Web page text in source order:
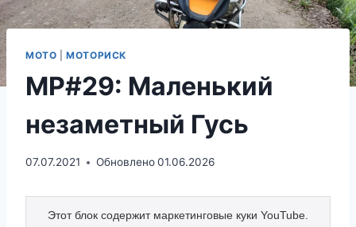
МОТО |МОТОРИСК
МР#29: Маленький
незаметный Гусь
07.07.2021 Обновлено01.06.2026